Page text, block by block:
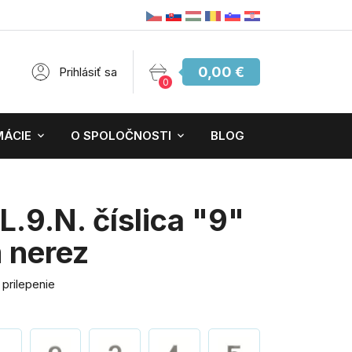
Prihlásiť sa
0
0,00 €
O SPOLOČNOSTI BLOG
číslica "9"